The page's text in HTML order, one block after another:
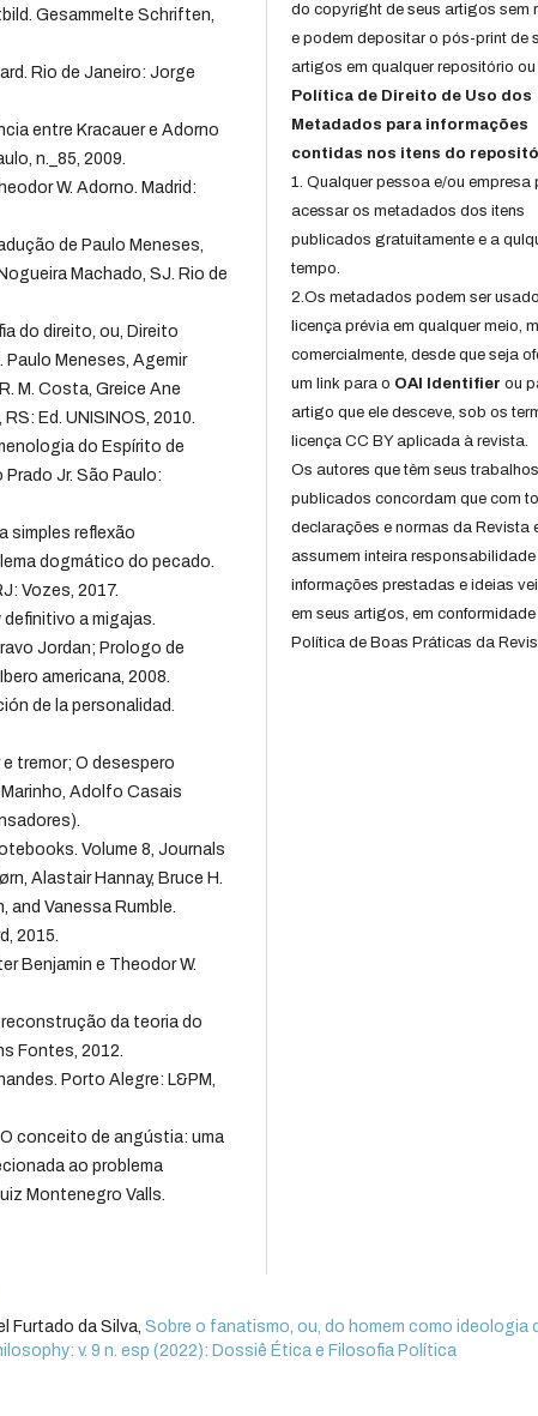
Gesammelte Schriften,
Rio de Janeiro: Jorge
entre Kracauer e Adorno
n._85, 2009.
W. Adorno. Madrid:
de Paulo Meneses,
Machado, SJ. Rio de
do direito, ou, Direito
Meneses, Agemir
M. Costa, Greice Ane
Ed. UNISINOS, 2010.
do Espírito de
Jr. São Paulo:
simples reflexão
dogmático do pecado.
Vozes, 2017.
a migajas.
Jordan; Prologo de
americana, 2008.
de la personalidad.
tremor; O desespero
Adolfo Casais
Volume 8, Journals
Alastair Hannay, Bruce H.
and Vanessa Rumble.
2015.
Benjamin e Theodor W.
da teoria do
Fontes, 2012.
Porto Alegre: L&PM,
conceito de angústia: uma
ao problema
Montenegro Valls.
do copyright de seus artigos sem
e podem depositar o pós-print de
artigos em qualquer repositório ou
Política de Direito de Uso dos
Metadados para informações
contidas nos itens do
1. Qualquer pessoa e/ou empresa
acessar os metadados dos itens
publicados gratuitamente e a
tempo.
2.Os metadados podem ser
licença prévia em qualquer meio,
comercialmente, desde que seja
um link para o OAI Identifier ou
artigo que ele desceve, sob os
licença CC BY aplicada à revista.
Os autores que têm seus trabalhos
publicados concordam que com
declarações e normas da Revista
assumem inteira responsabilidade
informações prestadas e ideias
em seus artigos, em
Política de Boas Práticas da
Furtado da Silva,Sobre o fanatismo, ou, do homem como ideologia
v. 9 n. esp (2022): Dossiê Ética e Filosofia Política